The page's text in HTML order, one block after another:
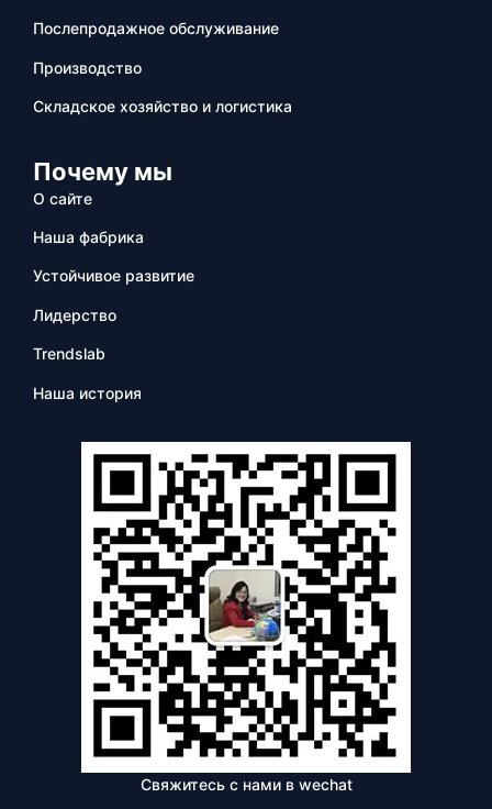
Послепродажное обслуживание
Производство
Складское хозяйство и логистика
Почему мы
О сайте
Наша фабрика
Устойчивое развитие
Лидерство
Trendslab
Наша история
Свяжитесь с нами в wechat